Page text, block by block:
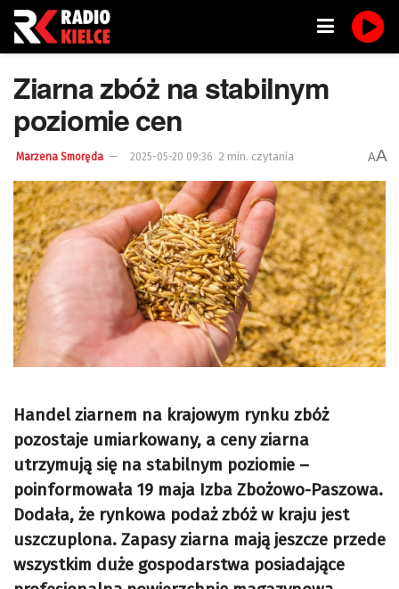
Ziarna zbóż na stabilnym
poziomie cen
Marzena Smoręda 2025-05-20 09:36 2 min. czytania AA
Handel ziarnem na krajowym rynku zbóż
pozostaje umiarkowany, a ceny ziarna
utrzymują się na stabilnym poziomie –
poinformowała 19 maja Izba Zbożowo-Paszowa.
Dodała, że rynkowa podaż zbóż w kraju jest
uszczuplona. Zapasy ziarna mają jeszcze przede
wszystkim duże gospodarstwa posiadające